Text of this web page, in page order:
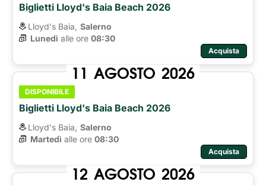
Biglietti Lloyd's Baia Beach 2026
Lloyd's Baia, Salerno
Lunedì alle ore 08:30
Acquista
11 AGOSTO 2026
DISPONIBILE
Biglietti Lloyd's Baia Beach 2026
Lloyd's Baia, Salerno
Martedì alle ore 08:30
Acquista
12 AGOSTO 2026